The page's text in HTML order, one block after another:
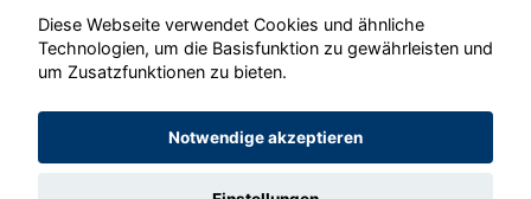
© konjunkturmotor.de GmbH 2020 - 2026
Diese Webseite verwendet Cookies und ähnliche
Technologien, um die Basisfunktion zu gewährleisten und
um Zusatzfunktionen zu bieten.
Notwendige akzeptieren